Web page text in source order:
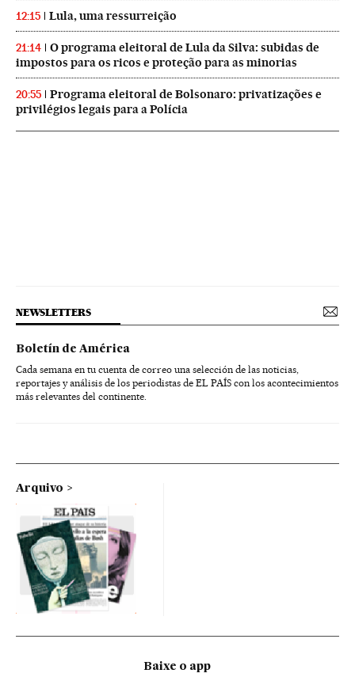
12:15 Lula, uma ressurreição
21:14
O programa eleitoral de Lula da Silva: subidas de
impostos para os ricos e proteção para as minorias
20:55
Programa eleitoral de Bolsonaro: privatizações e
privilégios legais para a Polícia
NEWSLETTERS
Boletín de América
Cada semana en tu cuenta de correo una selección de las noticias,
reportajes y análisis de los periodistas de EL PAÍS con los acontecimientos
más relevantes del continente.
Arquivo
Baixe o app